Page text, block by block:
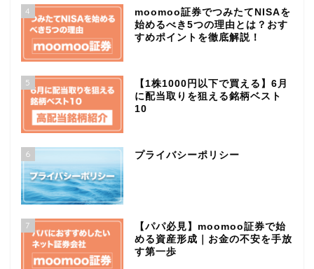
4
moomoo証券でつみたてNISAを
始めるべき5つの理由とは？おす
すめポイントを徹底解説！
5
【1株1000円以下で買える】6月
に配当取りを狙える銘柄ベスト
10
6 プライバシーポリシー
7
【パパ必見】moomoo証券で始
める資産形成｜お金の不安を手放
す第一歩